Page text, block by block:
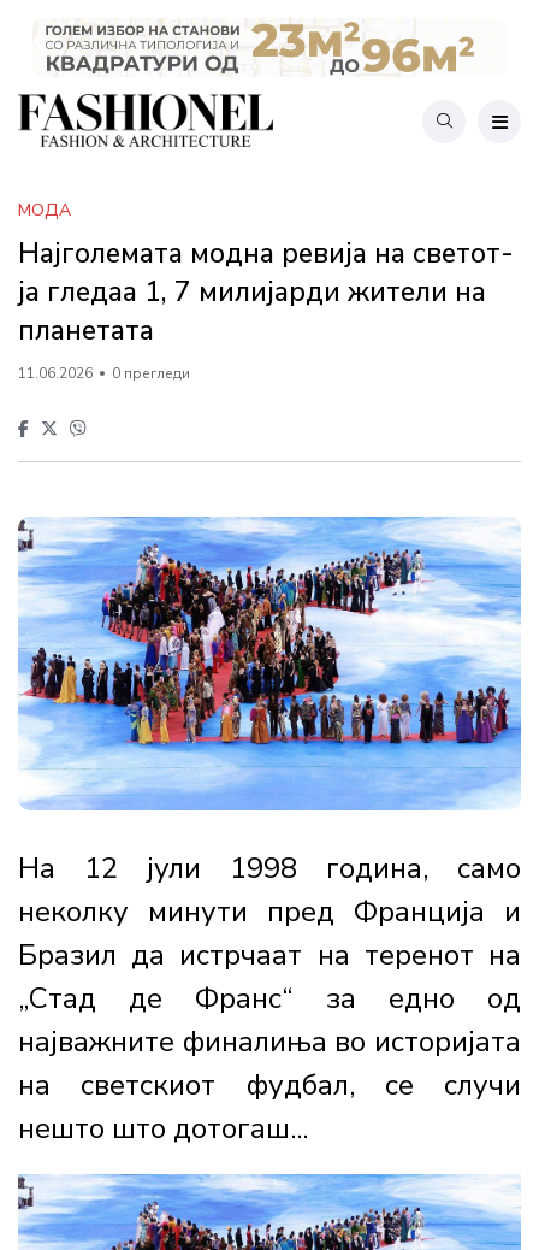
МОДА
Најголемата модна ревија на светот-
ја гледаа 1, 7 милијарди жители на
планетата
11.06.2026 0 прегледи
На 12 јули 1998 година, само
неколку минути пред Франција и
Бразил да истрчаат на теренот на
„Стад де Франс“ за едно од
најважните финалиња во историјата
на светскиот фудбал, се случи
нешто што дотогаш...